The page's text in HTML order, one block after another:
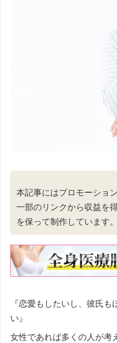
本記事にはプロモーショ
一部のリンクから収益を
を保って制作しています。
『恋愛もしたいし、彼氏
い』
女性であれば多くの人が考